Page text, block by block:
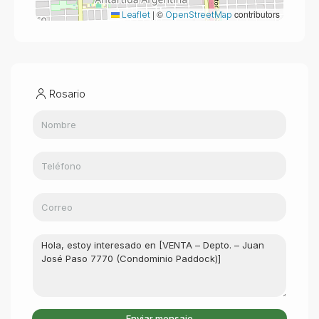
Leaflet | © OpenStreetMap contributors
Rosario